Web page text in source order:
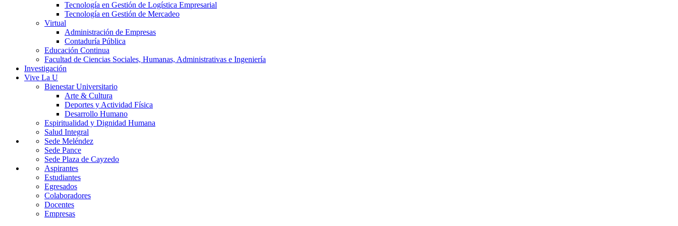
Tecnología en Gestión de Logística Empresarial
Tecnología en Gestión de Mercadeo
Virtual
Administración de Empresas
Contaduría Pública
Educación Continua
Facultad de Ciencias Sociales, Humanas, Administrativas e Ingeniería
Investigación
Vive La U
Bienestar Universitario
Arte & Cultura
Deportes y Actividad Física
Desarrollo Humano
Espiritualidad y Dignidad Humana
Salud Integral
Sede Meléndez
Sede Pance
Sede Plaza de Cayzedo
Aspirantes
Estudiantes
Egresados
Colaboradores
Docentes
Empresas